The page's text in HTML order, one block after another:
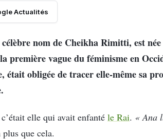
Actualités
nom de Cheikha Rimitti, est
première vague du féminisme en
obligée de tracer elle-même sa
elle qui avait enfanté le Rai. « Ana
que cela.